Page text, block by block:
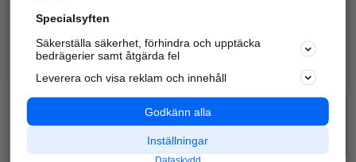
Alla kategorier
Populära sökningar
API & Kartor
Annonsera
Integritet
Nödnummer
Specialsyften
Säkerställa säkerhet, förhindra och upptäcka
bedrägerier samt åtgärda fel
Leverera och visa reklam och innehåll
Godkänn alla
Inställningar
Dataskydd